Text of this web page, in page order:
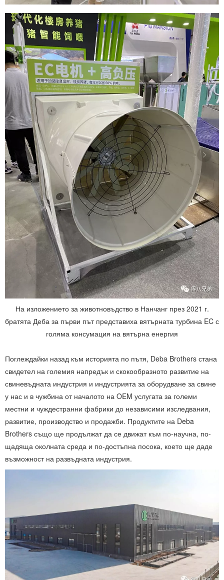
На изложението за животновъдство в Нанчанг през 2021 г.
братята Деба за първи път представиха вятърната турбина EC с
голяма консумация на вятърна енергия
Поглеждайки назад към историята по пътя, Deba Brothers стана
свидетел на големия напредък и скокообразното развитие на
свиневъдната индустрия и индустрията за оборудване за свине
у нас и в чужбина от началото на OEM услугата за големи
местни и чуждестранни фабрики до независими изследвания,
развитие, производство и продажби. Продуктите на Deba
Brothers също ще продължат да се движат към по-научна, по-
щадяща околната среда и по-достъпна посока, което ще даде
възможност на развъдната индустрия.